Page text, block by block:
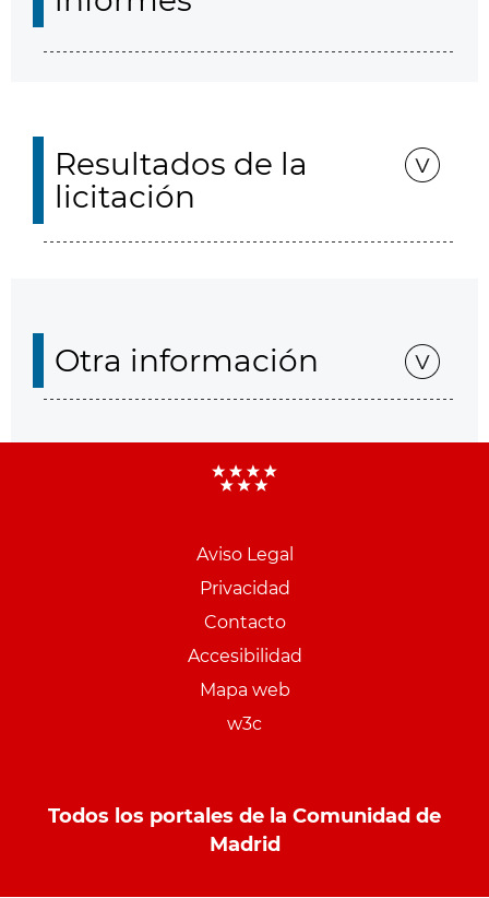
Resultados de la
licitación
Otra información
Aviso Legal
Privacidad
Contacto
Accesibilidad
Mapa web
w3c
Todos los portales de la Comunidad de
Madrid